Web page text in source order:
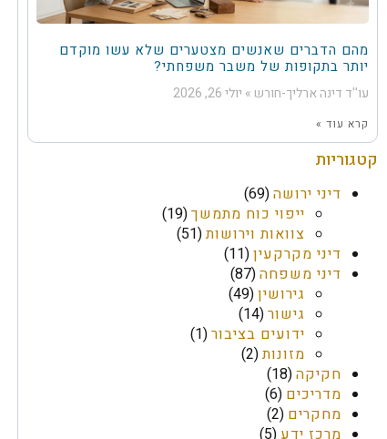
מהם הדברים שאנשים מצטערים שלא עשו מוקדם
יותר בתקופות של משבר משפחתי?
עו''ד דינה ארליך-חורש יולי 26, 2026
קרא עוד »
קטגוריות
דיני ירושה(69)
ייפוי כוח מתמשך(19)
צוואות וירושות(51)
דיני מקרקעין(11)
דיני משפחה(87)
גירושין(49)
גישור(14)
ידועים בציבור(1)
מזונות(2)
חקיקה(18)
מדריכים (6)
מחקרים (2)
מרכז ידע (5)